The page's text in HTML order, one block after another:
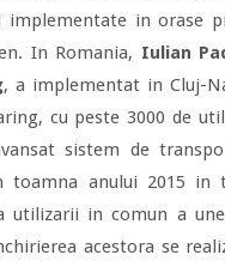
in orase
In Romania, Iulian
, a implementat in Cluj-
cu peste 3000 de
sistem de
toamna anului 2015 in
utilizarii in comun a
acestora se